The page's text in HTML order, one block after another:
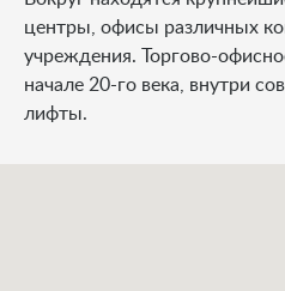
центры, офисы различных
учреждения. Торгово-
начале 20-го века, внутри
лифты.